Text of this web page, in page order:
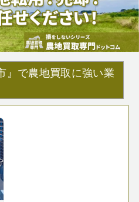
』で農地買取に強い業